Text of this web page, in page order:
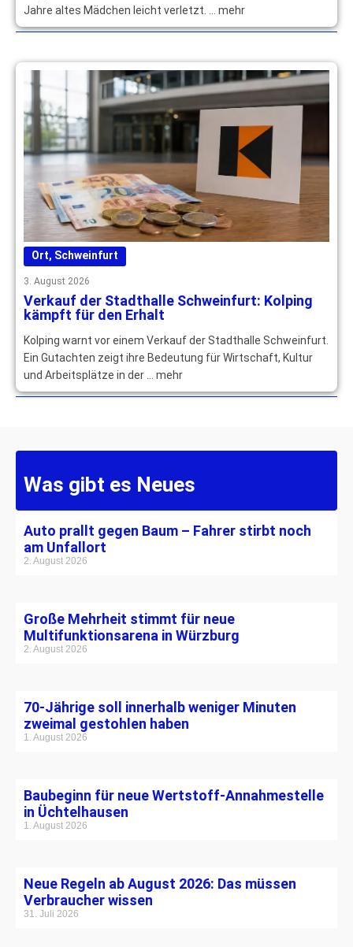
Jahre altes Mädchen leicht verletzt. … mehr
Ort, Schweinfurt
3. August 2026
Verkauf der Stadthalle Schweinfurt: Kolping
kämpft für den Erhalt
Kolping warnt vor einem Verkauf der Stadthalle Schweinfurt.
Ein Gutachten zeigt ihre Bedeutung für Wirtschaft, Kultur
und Arbeitsplätze in der … mehr
Was gibt es Neues
Auto prallt gegen Baum – Fahrer stirbt noch
am Unfallort
2. August 2026
Große Mehrheit stimmt für neue
Multifunktionsarena in Würzburg
2. August 2026
70-Jährige soll innerhalb weniger Minuten
zweimal gestohlen haben
1. August 2026
Baubeginn für neue Wertstoff-Annahmestelle
in Üchtelhausen
1. August 2026
Neue Regeln ab August 2026: Das müssen
Verbraucher wissen
31. Juli 2026